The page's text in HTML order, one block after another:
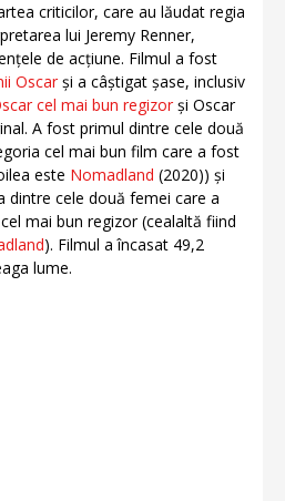
criticilor, care au lăudat regia
lui Jeremy Renner,
de acțiune. Filmul a fost
Oscar și a câștigat șase, inclusiv
cel mai bun regizor și Oscar
A fost primul dintre cele două
cel mai bun film care a fost
este Nomadland (2020)) și
dintre cele două femei care a
mai bun regizor (cealaltă fiind
). Filmul a încasat 49,2
lume.